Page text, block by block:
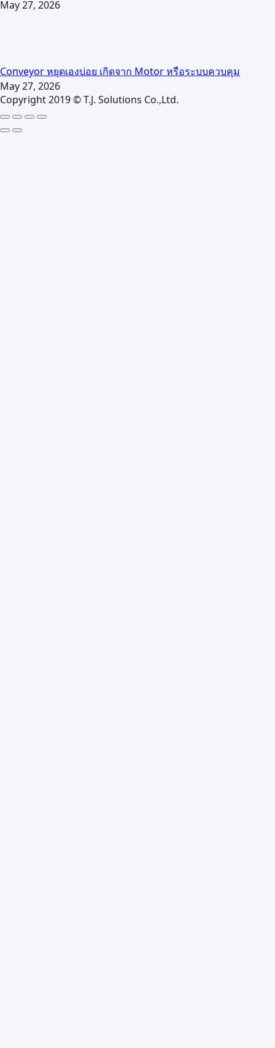
May 27, 2026
Conveyor หยุดเองบ่อย เกิดจาก Motor หรือระบบควบคุม
May 27, 2026
Copyright 2019 © T.J. Solutions Co.,Ltd.
Go
to